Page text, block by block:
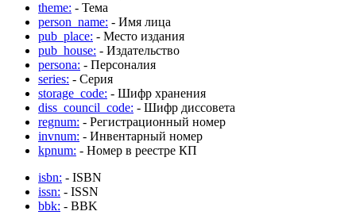
theme: - Тема
person_name: - Имя лица
pub_place: - Место издания
pub_house: - Издательство
persona: - Персоналия
series: - Серия
storage_code: - Шифр хранения
diss_council_code: - Шифр диссовета
regnum: - Регистрационный номер
invnum: - Инвентарный номер
kpnum: - Номер в реестре КП
isbn: - ISBN
issn: - ISSN
bbk: - BBK